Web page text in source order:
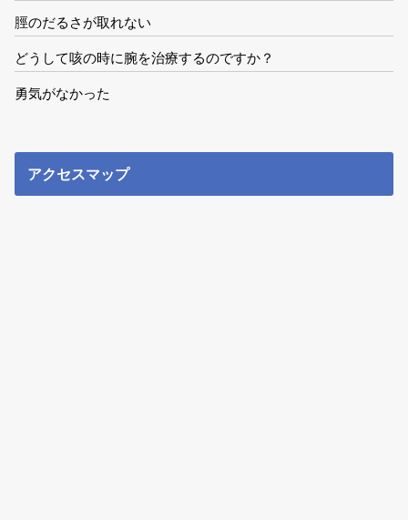
脛のだるさが取れない
どうして咳の時に腕を治療するのですか？
勇気がなかった
アクセスマップ